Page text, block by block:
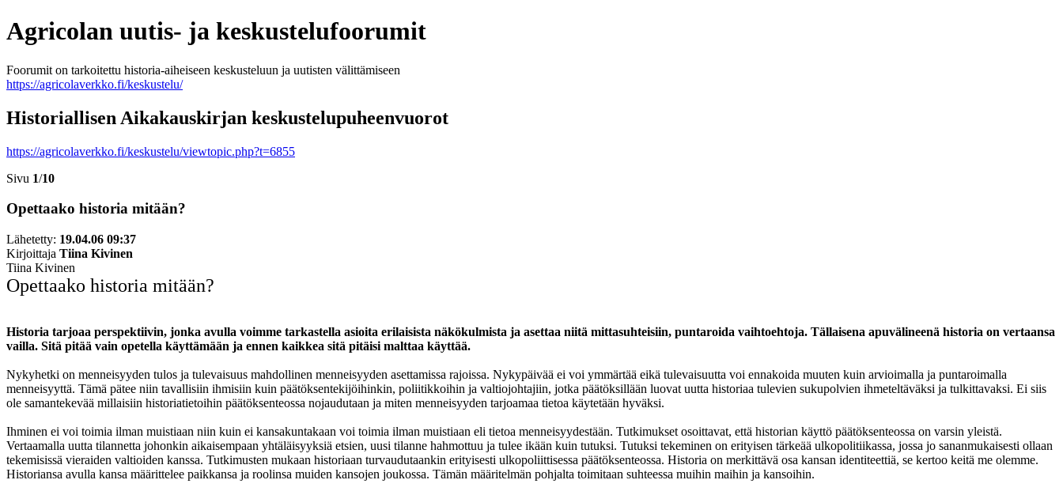
Agricolan uutis- ja keskustelufoorumit
Foorumit on tarkoitettu historia-aiheiseen keskusteluun ja uutisten välittämiseen
https://agricolaverkko.fi/keskustelu/
Historiallisen Aikakauskirjan keskustelupuheenvuorot
https://agricolaverkko.fi/keskustelu/viewtopic.php?t=6855
Sivu 1/10
Opettaako historia mitään?
Lähetetty: 19.04.06 09:37
Kirjoittaja Tiina Kivinen
Tiina Kivinen
Opettaako historia mitään?
Historia tarjoaa perspektiivin, jonka avulla voimme tarkastella asioita erilaisista näkökulmista ja asettaa niitä mittasuhteisiin, puntaroida vaihtoehtoja. Tällaisena apuvälineenä historia on vertaansa
vailla. Sitä pitää vain opetella käyttämään ja ennen kaikkea sitä pitäisi malttaa käyttää.
Nykyhetki on menneisyyden tulos ja tulevaisuus mahdollinen menneisyyden asettamissa rajoissa. Nykypäivää ei voi ymmärtää eikä tulevaisuutta voi ennakoida muuten kuin arvioimalla ja puntaroimalla
menneisyyttä. Tämä pätee niin tavallisiin ihmisiin kuin päätöksentekijöihinkin, poliitikkoihin ja valtiojohtajiin, jotka päätöksillään luovat uutta historiaa tulevien sukupolvien ihmeteltäväksi ja tulkittavaksi. Ei siis
ole samantekevää millaisiin historiatietoihin päätöksenteossa nojaudutaan ja miten menneisyyden tarjoamaa tietoa käytetään hyväksi.
Ihminen ei voi toimia ilman muistiaan niin kuin ei kansakuntakaan voi toimia ilman muistiaan eli tietoa menneisyydestään. Tutkimukset osoittavat, että historian käyttö päätöksenteossa on varsin yleistä.
Vertaamalla uutta tilannetta johonkin aikaisempaan yhtäläisyyksiä etsien, uusi tilanne hahmottuu ja tulee ikään kuin tutuksi. Tutuksi tekeminen on erityisen tärkeää ulkopolitiikassa, jossa jo sananmukaisesti ollaan
tekemisissä vieraiden valtioiden kanssa. Tutkimusten mukaan historiaan turvaudutaankin erityisesti ulkopoliittisessa päätöksenteossa. Historia on merkittävä osa kansan identiteettiä, se kertoo keitä me olemme.
Historiansa avulla kansa määrittelee paikkansa ja roolinsa muiden kansojen joukossa. Tämän määritelmän pohjalta toimitaan suhteessa muihin maihin ja kansoihin.